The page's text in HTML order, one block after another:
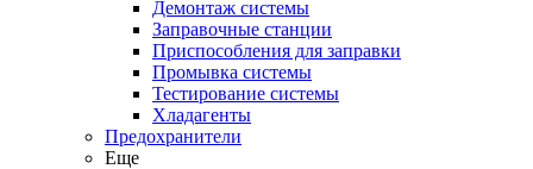
Демонтаж системы
Заправочные станции
Приспособления для заправки
Промывка системы
Тестирование системы
Хладагенты
Предохранители
Еще